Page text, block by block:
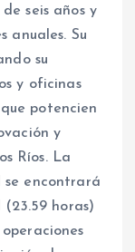
seis años y
anuales. Su
su
y oficinas
potencien
y
Ríos. La
se encontrará
horas)